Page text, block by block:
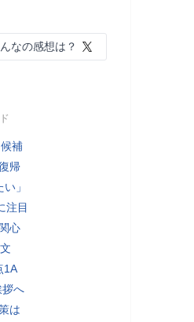
なの感想は？
補
帰
」
注目
心
1A
拶へ
は